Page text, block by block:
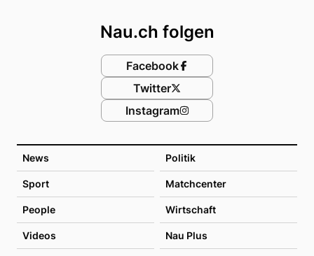
News Politik
Sport Matchcenter
People Wirtschaft
Videos Nau Plus
Nau.ch folgen
Facebook
Twitter
Instagram